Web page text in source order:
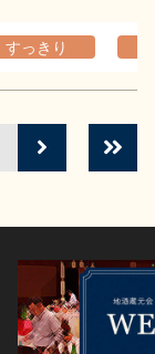
すっきり